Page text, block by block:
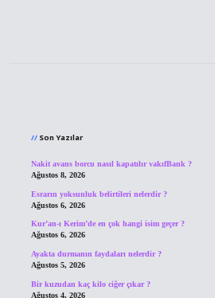
Son Yazılar
Nakit avans borcu nasıl kapatılır vakıfBank ?
Ağustos 8, 2026
Esrarın yoksunluk belirtileri nelerdir ?
Ağustos 6, 2026
Kur’an-ı Kerim’de en çok hangi isim geçer ?
Ağustos 6, 2026
Ayakta durmanın faydaları nelerdir ?
Ağustos 5, 2026
Bir kuzudan kaç kilo ciğer çıkar ?
Ağustos 4, 2026